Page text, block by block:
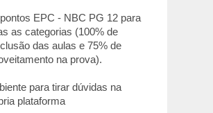
EPC - NBC PG 12 para
as categorias (100% de
das aulas e 75% de
na prova).
para tirar dúvidas na
plataforma